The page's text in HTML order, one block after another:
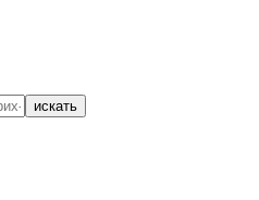
искать